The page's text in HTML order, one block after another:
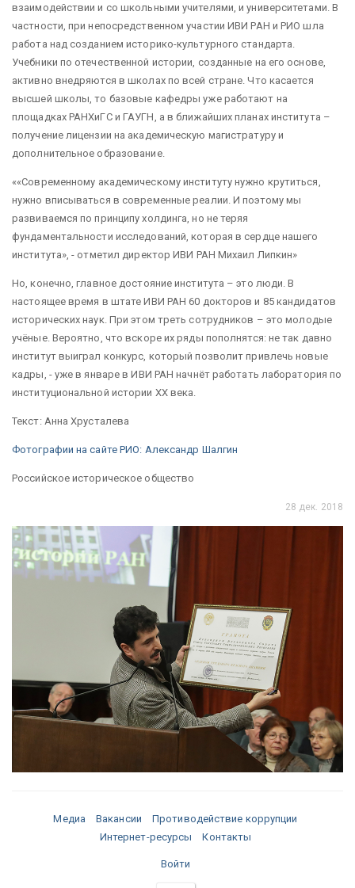
взаимодействии и со школьными учителями, и университетами. В
частности, при непосредственном участии ИВИ РАН и РИО шла
работа над созданием историко-культурного стандарта.
Учебники по отечественной истории, созданные на его основе,
активно внедряются в школах по всей стране. Что касается
высшей школы, то базовые кафедры уже работают на
площадках РАНХиГС и ГАУГН, а в ближайших планах института –
получение лицензии на академическую магистратуру и
дополнительное образование.
«Современному академическому институту нужно крутиться,
нужно вписываться в современные реалии. И поэтому мы
развиваемся по принципу холдинга, но не теряя
фундаментальности исследований, которая в сердце нашего
института», - отметил директор ИВИ РАН Михаил Липкин
Но, конечно, главное достояние института – это люди. В
настоящее время в штате ИВИ РАН 60 докторов и 85 кандидатов
исторических наук. При этом треть сотрудников – это молодые
учёные. Вероятно, что вскоре их ряды пополнятся: не так давно
институт выиграл конкурс, который позволит привлечь новые
кадры, - уже в январе в ИВИ РАН начнёт работать лаборатория по
институциональной истории XX века.
Текст: Анна Хрусталева
Фотографии на сайте РИО: Александр Шалгин
Российское историческое общество
28 дек. 2018
Медиа Вакансии
Противодействие коррупции
Интернет-ресурсы
Контакты
Войти